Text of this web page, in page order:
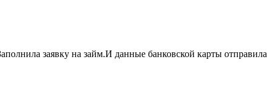
заявку на займ.И данные банковской карты